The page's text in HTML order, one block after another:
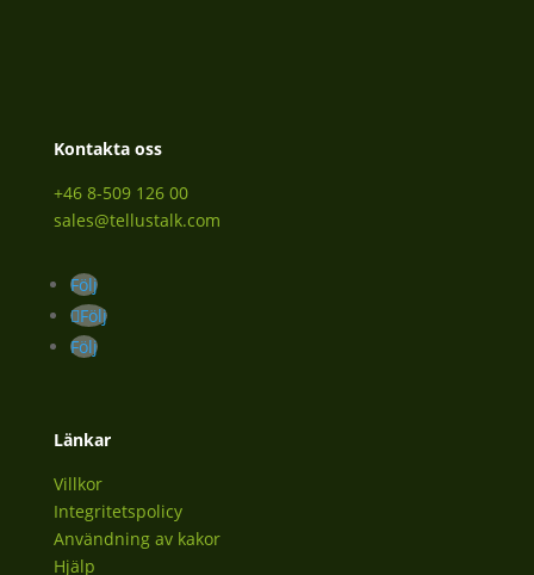
Kontakta oss
+46 8-509 126 00
sales@tellustalk.com
Följ
Följ
Följ
Länkar
Villkor
Integritetspolicy
Användning av kakor
Hjälp